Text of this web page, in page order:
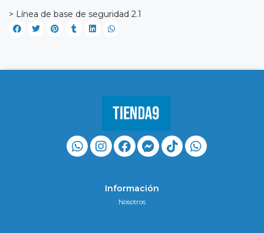
> Línea de base de seguridad 2.1
Información
Nosotros